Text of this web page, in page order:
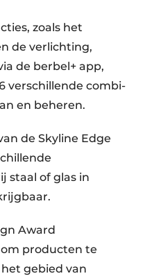
zoals het
de verlichting,
de berbel+ app,
verschillende combi-
en beheren.
de Skyline Edge
staal of glas in
Award
producten te
gebied van